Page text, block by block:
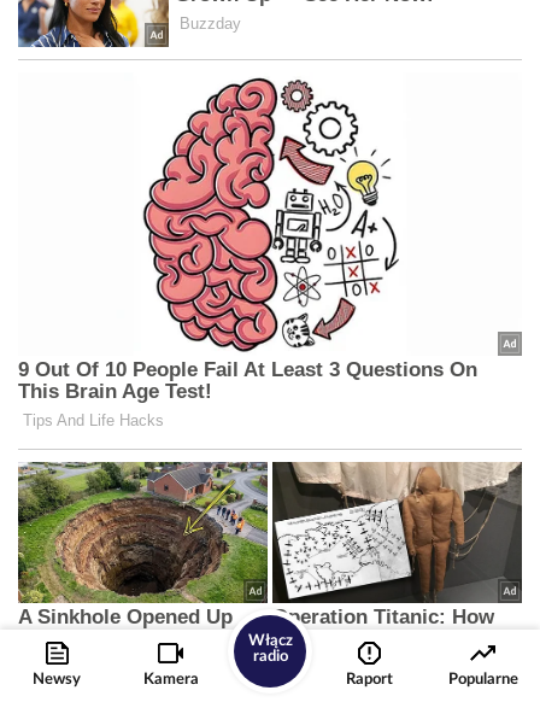
Newsy Kamera
Włącz
radio
Raport
Popularne